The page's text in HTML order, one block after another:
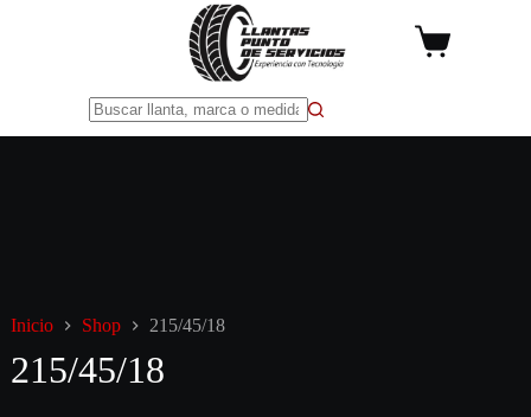
Carro
Inicio Shop 215/45/18
215/45/18